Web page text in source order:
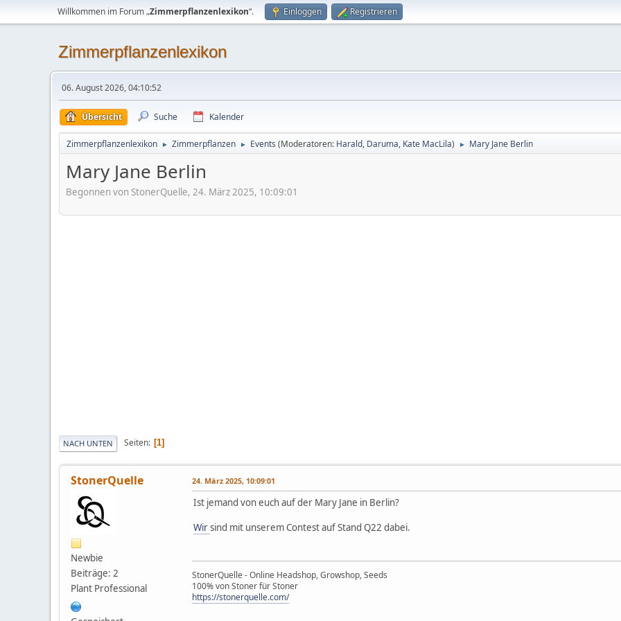
Willkommen im Forum „Zimmerpflanzenlexikon“. Einloggen Registrieren
Zimmerpflanzenlexikon
06. August 2026, 04:10:52
Übersicht Suche Kalender
Zimmerpflanzenlexikon ► Zimmerpflanzen ► Events (Moderatoren: Harald, Daruma, Kate MacLila) ► Mary Jane Berlin
Mary Jane Berlin
Begonnen von StonerQuelle, 24. März 2025, 10:09:01
NACH UNTEN Seiten 1
StonerQuelle
Newbie
Beiträge: 2
Plant Professional
24. März 2025, 10:09:01
Ist jemand von euch auf der Mary Jane in Berlin?
Wirsind mit unserem Contest auf Stand Q22 dabei.
StonerQuelle - Online Headshop, Growshop, Seeds
100% von Stoner für Stoner
https://stonerquelle.com/